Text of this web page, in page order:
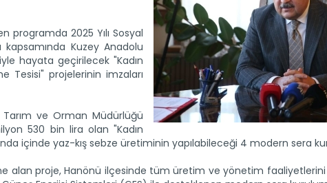
programda 2025 Yılı Sosyal
Kuzey Anadolu
hayata geçirilecek "Kadın
Tesisi" projelerinin imzaları
ve Orman Müdürlüğü
530 bin lira olan "Kadın
içinde yaz-kış sebze üretiminin yapılabileceği 4 modern sera
alan proje, Hanönü ilçesinde tüm üretim ve yönetim faaliyetlerini